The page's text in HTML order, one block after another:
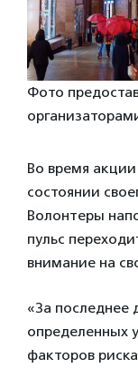
Фото
Во время
состоянии
Волонтеры
пульс
внимание на
«За последнее
определенных
факторов